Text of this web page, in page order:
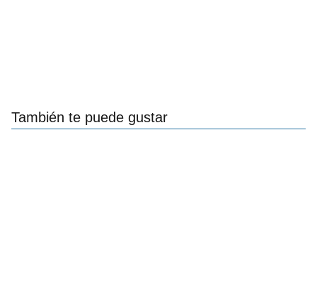
También te puede gustar